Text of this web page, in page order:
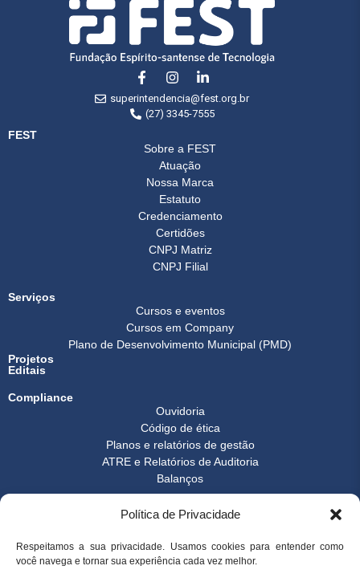
Política de Privacidade
Respeitamos a sua privacidade. Usamos cookies para entender como
você navega e tornar sua experiência cada vez melhor.
superintendencia@fest.org.br
(27) 3345-7555
FEST
Sobre a FEST
Atuação
Nossa Marca
Estatuto
Credenciamento
Certidões
CNPJ Matriz
CNPJ Filial
Serviços
Cursos e eventos
Cursos em Company
Plano de Desenvolvimento Municipal (PMD)
Projetos
Editais
Compliance
Ouvidoria
Código de ética
Planos e relatórios de gestão
ATRE e Relatórios de Auditoria
Balanços
Boletim FEST
Notícias Gerais